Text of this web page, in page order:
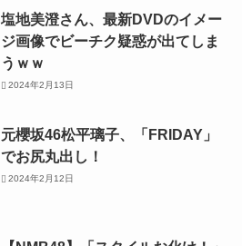
塩地美澄さん、最新DVDのイメー
ジ画像でビーチク疑惑が出てしま
うｗｗ
2024年2月13日
元櫻坂46松平璃子、「FRIDAY」
でお尻丸出し！
2024年2月12日